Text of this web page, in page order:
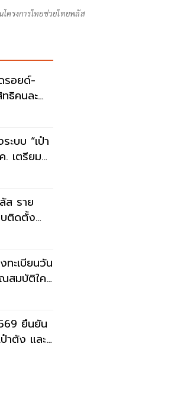
ครงการไทยช่วยไทยพลัส
รอยด์-
ธิคนละ
บบ “เป๋า
เตรียม
ส ราย
บติดตั้ง
ะเบียนวัน
สมบัติใคร
ยืนยัน
าตัง และ